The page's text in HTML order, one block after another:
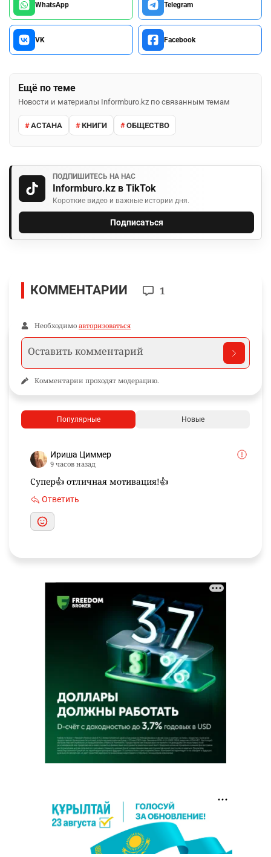
WhatsApp Telegram
VK Facebook
Ещё по теме
Новости и материалы Informburo.kz по связанным темам
АСТАНА КНИГИ ОБЩЕСТВО
ПОДПИШИТЕСЬ НА НАС
Informburo.kz в TikTok
Короткие видео и важные истории дня.
Подписаться
КОММЕНТАРИИ 1
Необходимо авторизоваться
Комментарии проходят модерацию.
Популярные Новые
Ириша Циммер
9 часов назад
Супер👍 отличная мотивация!👍
Ответить